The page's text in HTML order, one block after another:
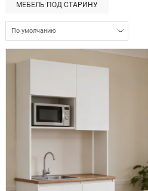
МЕБЕЛЬ ПОД СТАРИНУ
По умолчанию